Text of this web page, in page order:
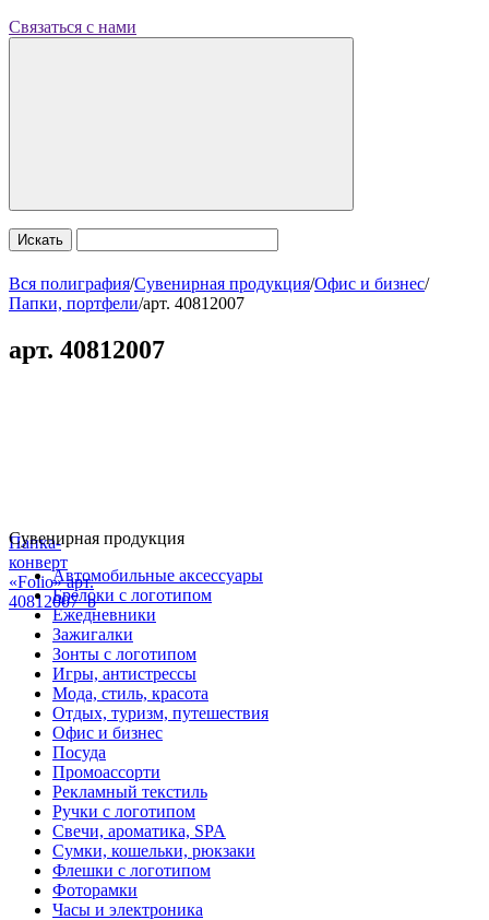
Связаться с нами
Искать
Вся полиграфия/Сувенирная продукция/Офис и бизнес/
Папки, портфели/арт. 40812007
арт. 40812007
Папка-
конверт
«Folio» арт.
40812007_b
Сувенирная продукция
Автомобильные аксессуары
Брелоки с логотипом
Ежедневники
Зажигалки
Зонты с логотипом
Игры, антистрессы
Мода, стиль, красота
Отдых, туризм, путешествия
Офис и бизнес
Посуда
Промоассорти
Рекламный текстиль
Ручки с логотипом
Свечи, ароматика, SPA
Сумки, кошельки, рюкзаки
Флешки с логотипом
Фоторамки
Часы и электроника